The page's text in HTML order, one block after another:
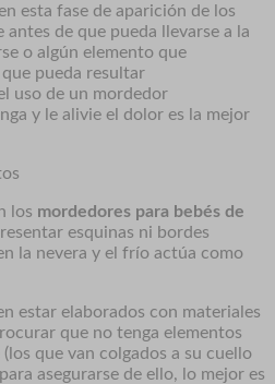
esta fase de aparición de los
de que pueda llevarse a la
o algún elemento que
pueda resultar
uso de un mordedor
y le alivie el dolor es la mejor
los mordedores para bebés de
esquinas ni bordes
la nevera y el frío actúa como
estar elaborados con materiales
que no tenga elementos
que van colgados a su cuello
asegurarse de ello, lo mejor es